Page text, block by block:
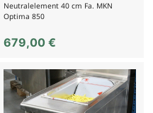
Neutralelement 40 cm Fa. MKN
Optima 850
679,00€